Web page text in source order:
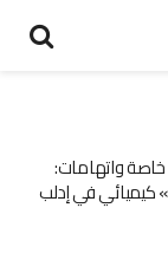
واتهامات:
كيميائي في إدلب